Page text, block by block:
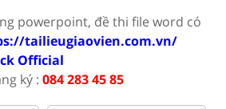
powerpoint, đề thi file word có
tailieugiaovien.com.vn/
Official
ký : 084 283 45 85